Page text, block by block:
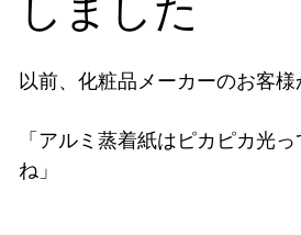
しました
以前、化粧品メーカーのお客様
「アルミ蒸着紙はピカピカ光
ね」